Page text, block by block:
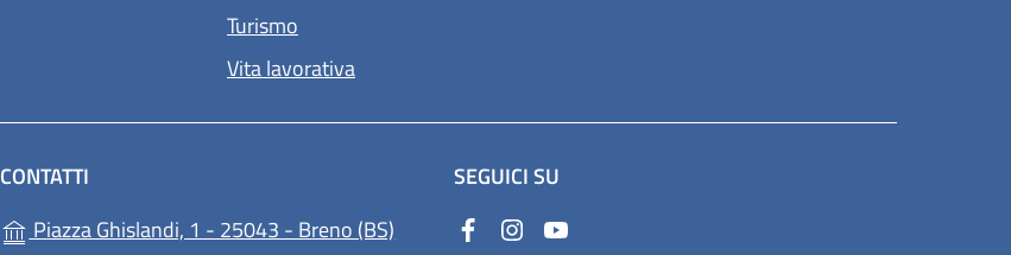
Turismo
Vita lavorativa
CONTATTI
Piazza Ghislandi, 1 - 25043 - Breno (BS) (apre in un'altra scheda).
SEGUICI SU